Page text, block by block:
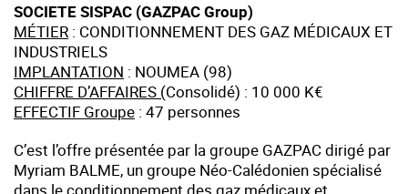
SOCIETE SISPAC (GAZPAC Group)
MÉTIER : CONDITIONNEMENT DES GAZ MÉDICAUX ET
INDUSTRIELS
IMPLANTATION : NOUMEA (98)
CHIFFRE D’AFFAIRES (Consolidé) : 10 000 K€
EFFECTIF Groupe : 47 personnes
C’est l’offre présentée par la groupe GAZPAC dirigé par
Myriam BALME, un groupe Néo-Calédonien spécialisé